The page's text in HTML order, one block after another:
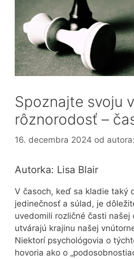
Spoznajte svoju
rôznorodosť –
16. decembra 2024 od autora:
Autorka: Lisa Blair
V časoch, keď sa kladie taký
jedinečnosť a súlad, je
uvedomili rozličné časti našej
utvárajú krajinu našej
Niektorí psychológovia o
hovoria ako o